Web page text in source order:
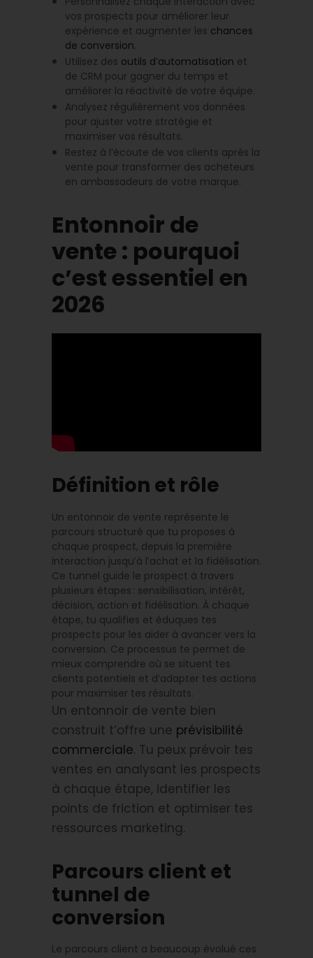
vos prospects pour améliorer leur
expérience et augmenter les chances
de conversion.
Utilisez des outils d’automatisation et
de CRM pour gagner du temps et
améliorer la réactivité de votre équipe.
Analysez régulièrement vos données
pour ajuster votre stratégie et
maximiser vos résultats.
Restez à l’écoute de vos clients après la
vente pour transformer des acheteurs
en ambassadeurs de votre marque.
Entonnoir de
vente : pourquoi
c’est essentiel en
2026
Définition et rôle
Un entonnoir de vente représente le
parcours structuré que tu proposes à
chaque prospect, depuis la première
interaction jusqu’à l’achat et la fidélisation.
Ce tunnel guide le prospect à travers
plusieurs étapes : sensibilisation, intérêt,
décision, action et fidélisation. À chaque
étape, tu qualifies et éduques tes
prospects pour les aider à avancer vers la
conversion. Ce processus te permet de
mieux comprendre où se situent tes
clients potentiels et d’adapter tes actions
pour maximiser tes résultats.
Un entonnoir de vente bien
construit t’offre une prévisibilité
commerciale. Tu peux prévoir tes
ventes en analysant les prospects
à chaque étape, identifier les
points de friction et optimiser tes
ressources marketing.
Parcours client et
tunnel de
conversion
Le parcours client a beaucoup évolué ces